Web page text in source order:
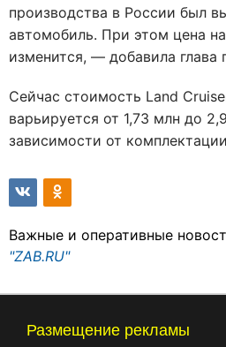
производства в России был
автомобиль. При этом цена
изменится, — добавила глава
Сейчас стоимость Land
варьируется от 1,73 млн до
зависимости от
Важные и оперативные
"ZAB.RU"
Размещение рекламы